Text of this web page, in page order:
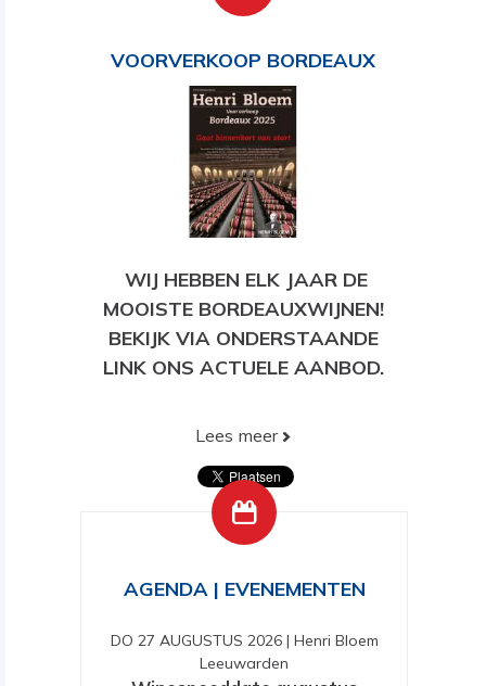
VOORVERKOOP BORDEAUX
WIJ HEBBEN ELK JAAR DE
MOOISTE BORDEAUXWIJNEN!
BEKIJK VIA ONDERSTAANDE
LINK ONS ACTUELE AANBOD.
AANBOD!
Lees meer
AGENDA | EVENEMENTEN
DO 27 AUGUSTUS 2026| Henri Bloem
Leeuwarden